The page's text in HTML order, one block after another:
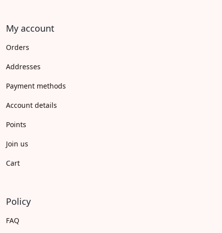
My account
Orders
Addresses
Payment methods
Account details
Points
Join us
Cart
Policy
FAQ